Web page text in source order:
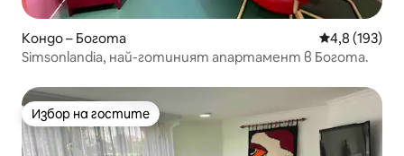
Кондо – Богота Средна
4,8 (193)
Simsonlandia, най-готиният апартамент в Богота.
Избор на гостите
Избор на гостите